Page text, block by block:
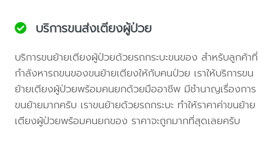
บริการขนส่งเตียงผู้ป่วย
บริการขนย้ายเตียงผู้ป่วยด้วยรถกระบะขนของ สำหรับลูกค้าที่
กำลังหารถขนของขนย้ายเตียงให้กับคนป่วย เราให้บริการขน
ย้ายเตียงผู้ป่วยพร้อมคนยกด้วยมืออาชีพ มีชำนาญเรื่องการ
ขนย้ายมากครับ เราขนย้ายด้วยรถกระบะ ทำให้ราคาค่าขนย้าย
เตียงผู้ป่วยพร้อมคนยกของ ราคาจะถูกมากที่สุดเลยครับ